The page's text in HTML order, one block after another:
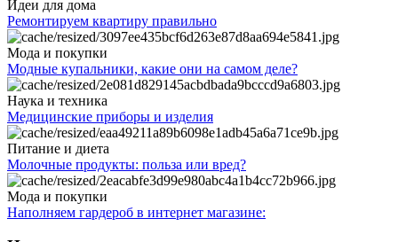
Идеи для дома
Ремонтируем квартиру правильно
Мода и покупки
Модные купальники, какие они на самом деле?
Наука и техника
Медицинские приборы и изделия
Питание и диета
Молочные продукты: польза или вред?
Мода и покупки
Наполняем гардероб в интернет магазине: